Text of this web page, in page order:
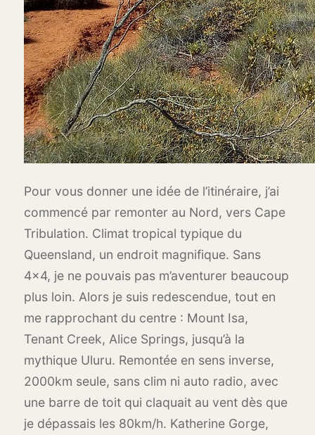
Pour vous donner une idée de l’itinéraire, j’ai
commencé par remonter au Nord, vers Cape
Tribulation. Climat tropical typique du
Queensland, un endroit magnifique. Sans
4x4, je ne pouvais pas m’aventurer beaucoup
plus loin. Alors je suis redescendue, tout en
me rapprochant du centre : Mount Isa,
Tenant Creek, Alice Springs, jusqu’à la
mythique Uluru. Remontée en sens inverse,
2000km seule, sans clim ni auto radio, avec
une barre de toit qui claquait au vent dès que
je dépassais les 80km/h. Katherine Gorge,